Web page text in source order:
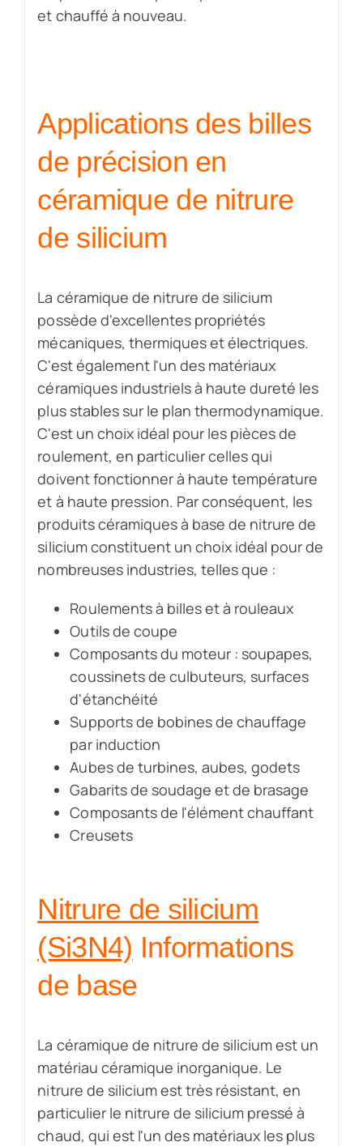
et chauffé à nouveau.
Applications des billes
de précision en
céramique de nitrure
de silicium
La céramique de nitrure de silicium
possède d'excellentes propriétés
mécaniques, thermiques et électriques.
C'est également l'un des matériaux
céramiques industriels à haute dureté les
plus stables sur le plan thermodynamique.
C'est un choix idéal pour les pièces de
roulement, en particulier celles qui
doivent fonctionner à haute température
et à haute pression. Par conséquent, les
produits céramiques à base de nitrure de
silicium constituent un choix idéal pour de
nombreuses industries, telles que :
Roulements à billes et à rouleaux
Outils de coupe
Composants du moteur : soupapes,
coussinets de culbuteurs, surfaces
d'étanchéité
Supports de bobines de chauffage
par induction
Aubes de turbines, aubes, godets
Gabarits de soudage et de brasage
Composants de l'élément chauffant
Creusets
Nitrure de silicium
(Si3N4) Informations
de base
La céramique de nitrure de silicium est un
matériau céramique inorganique. Le
nitrure de silicium est très résistant, en
particulier le nitrure de silicium pressé à
chaud, qui est l'un des matériaux les plus